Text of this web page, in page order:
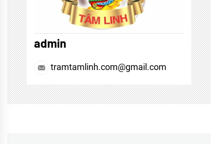
admin
tramtamlinh.com@gmail.com